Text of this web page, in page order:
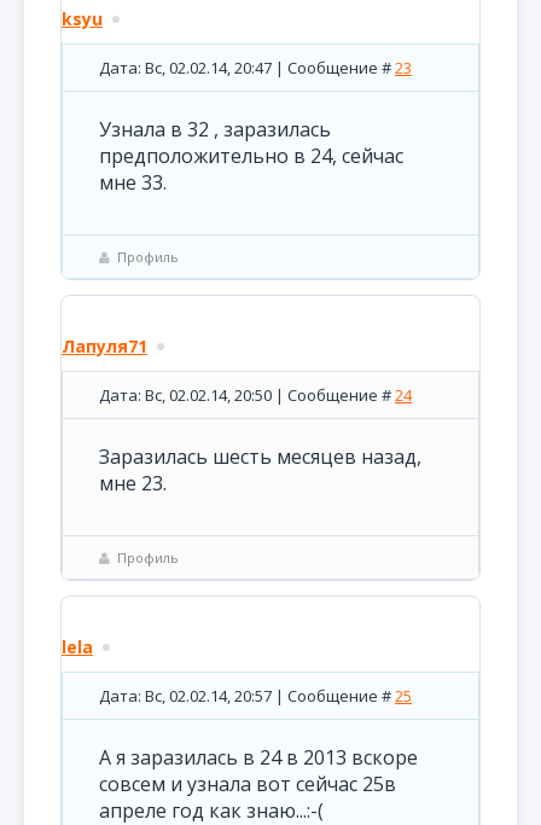
ksyu
Дата: Вс, 02.02.14, 20:47 | Сообщение #23
Узнала в 32 , заразилась
предположительно в 24, сейчас
мне 33.
Профиль
Лапуля71
Дата: Вс, 02.02.14, 20:50 | Сообщение #24
Заразилась шесть месяцев назад,
мне 23.
Профиль
lela
Дата: Вс, 02.02.14, 20:57 | Сообщение #25
А я заразилась в 24 в 2013 вскоре
совсем и узнала вот сейчас 25в
апреле год как знаю...:-(